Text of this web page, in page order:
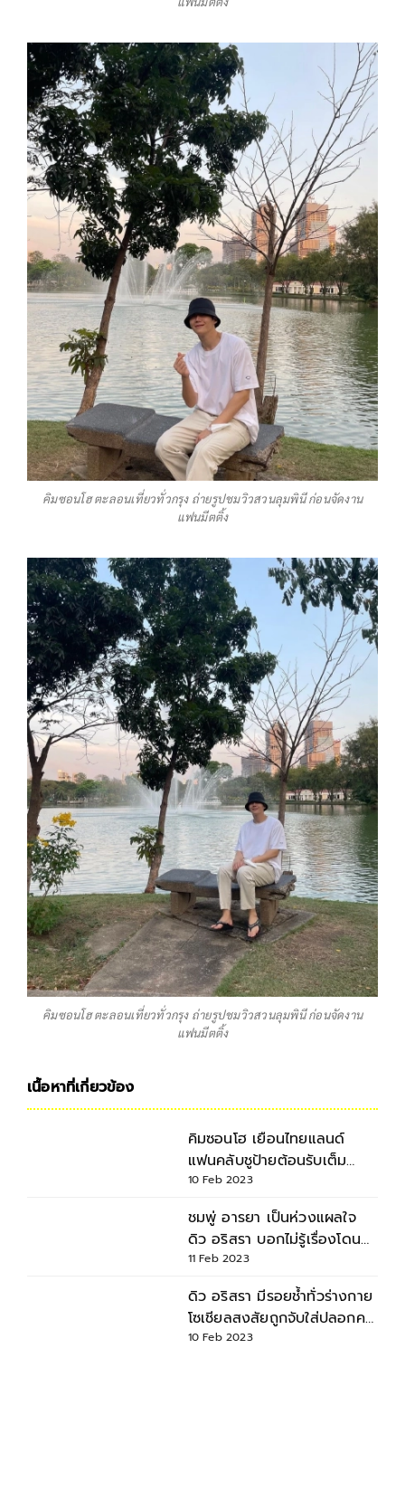
คิมซอนโฮ ตะลอนเที่ยวทั่วกรุง ถ่ายรูปชมวิวสวนลุมพินี ก่อนจัดงาน
แฟนมีตติ้ง
คิมซอนโฮ ตะลอนเที่ยวทั่วกรุง ถ่ายรูปชมวิวสวนลุมพินี ก่อนจัดงาน
แฟนมีตติ้ง
เนื้อหาที่เกี่ยวข้อง
คิมซอนโฮ เยือนไทยแลนด์
แฟนคลับชูป้ายต้อนรับเต็ม
สนามบิน
10 Feb 2023
ชมพู่ อารยา เป็นห่วงแผลใจ
ดิว อริสรา บอกไม่รู้เรื่องโดน
ทำร้ายร่างกายมาก่อน
11 Feb 2023
ดิว อริสรา มีรอยช้ำทั่วร่างกาย
โซเชียลสงสัยถูกจับใส่ปลอกคอ
ควบคุมสุนัข?
10 Feb 2023